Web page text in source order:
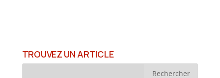
TROUVEZ UN ARTICLE